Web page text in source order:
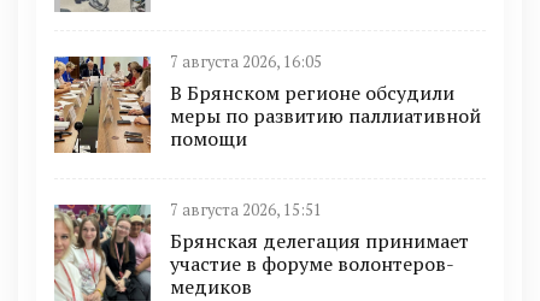
7 августа 2026, 16:05
В Брянском регионе обсудили
меры по развитию паллиативной
помощи
7 августа 2026, 15:51
Брянская делегация принимает
участие в форуме волонтеров-
медиков